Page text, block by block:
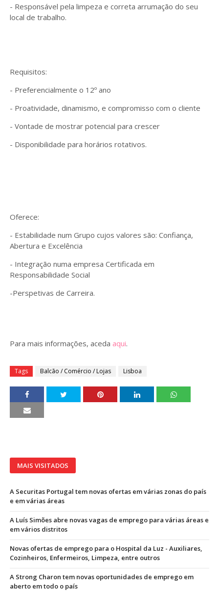
- Responsável pela limpeza e correta arrumação do seu
local de trabalho.
Requisitos:
- Preferencialmente o 12º ano
- Proatividade, dinamismo, e compromisso com o cliente
- Vontade de mostrar potencial para crescer
- Disponibilidade para horários rotativos.
Oferece:
- Estabilidade num Grupo cujos valores são: Confiança,
Abertura e Excelência
- Integração numa empresa Certificada em
Responsabilidade Social
-Perspetivas de Carreira.
Para mais informações, aceda aqui.
Tags Balcão / Comércio / Lojas Lisboa
MAIS VISITADOS
A Securitas Portugal tem novas ofertas em várias zonas do país
e em várias áreas
A Luís Simões abre novas vagas de emprego para várias áreas e
em vários distritos
Novas ofertas de emprego para o Hospital da Luz - Auxiliares,
Cozinheiros, Enfermeiros, Limpeza, entre outros
A Strong Charon tem novas oportunidades de emprego em
aberto em todo o país